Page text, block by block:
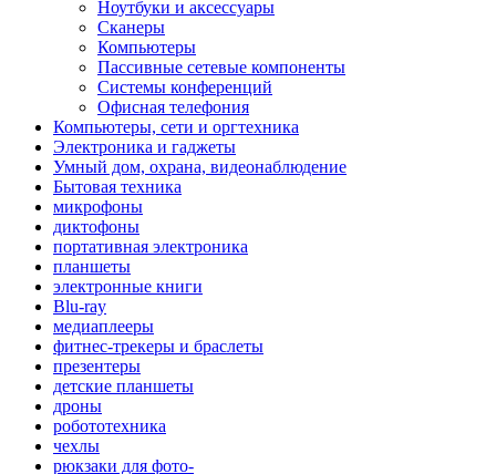
Ноутбуки и аксессуары
Сканеры
Компьютеры
Пассивные сетевые компоненты
Системы конференций
Офисная телефония
Компьютеры, сети и оргтехника
Электроника и гаджеты
Умный дом, охрана, видеонаблюдение
Бытовая техника
микрофоны
диктофоны
портативная электроника
планшеты
электронные книги
Blu-ray
медиаплееры
фитнес-трекеры и браслеты
презентеры
детские планшеты
дроны
робототехника
чехлы
рюкзаки для фото-